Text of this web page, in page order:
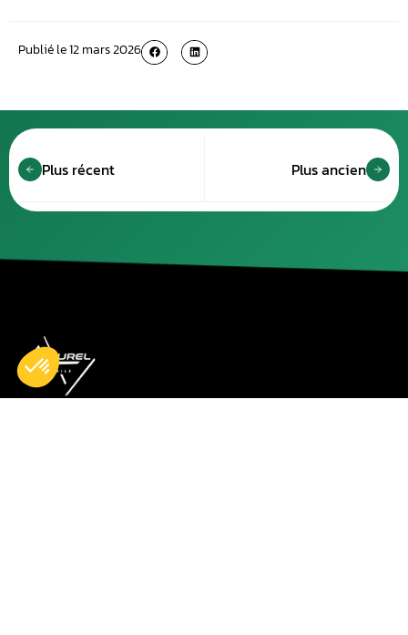
Publié le12 mars 2026
Plus récent Plus ancien